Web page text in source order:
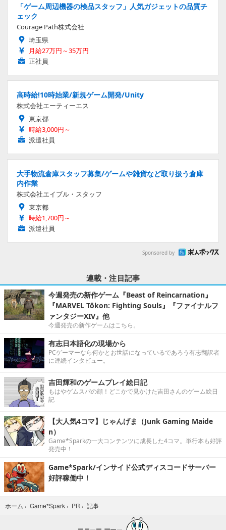
「ゲーム周辺機器の検品スタッフ」人気ガジェットの品質チ
ェック
Courage Path株式会社
埼玉県
月給27万円～35万円
正社員
高時給!10時始業/新規ゲーム開発/Unity
株式会社エーティーエス
東京都
時給3,000円～
派遣社員
大手物流倉庫スタッフ募集/ゲームや雑貨など取り扱う倉庫
内作業
株式会社エイブル・スタッフ
東京都
時給1,700円～
派遣社員
Sponsored by
連載・注目記事
今週発売の新作ゲーム『Beast of Reincarnation』
『MARVEL Tōkon: Fighting Souls』『ファイナルフ
ァンタジーXIV』他
今週発売の新作ゲームはこちら。
有志日本語化の現場から
PCゲーマーなら何かとお世話になっているであろう有志翻訳者
に連続インタビュー。
吉田輝和のゲームプレイ絵日記
もはやゲムスパの顔！どこかで見かけた吉田さんのゲーム絵日
記
【大人気4コマ】じゃんげま（Junk Gaming Maide
n）
Game*Sparkの一大コンテンツに成長した4コマ。単行本も好評
発売中！
Game*Spark/インサイド公式ディスコードサーバー
好評稼働中！
ホーム › Game*Spark › PR › 記事